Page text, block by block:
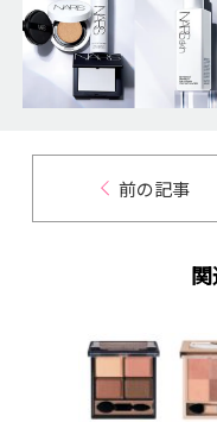
前の記事